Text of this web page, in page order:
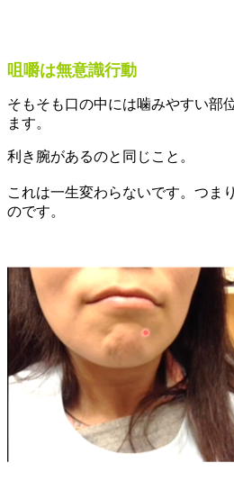
咀嚼は無意識行動
そもそも口の中には噛みやすい部
ます。
利き腕があるのと同じこと。
これは一生変わらないです。つま
のです。